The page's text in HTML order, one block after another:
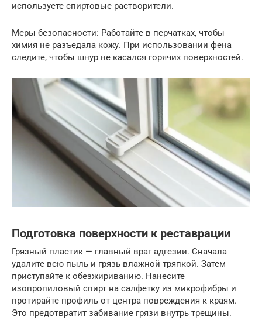
используете спиртовые растворители.
Меры безопасности: Работайте в перчатках, чтобы
химия не разъедала кожу. При использовании фена
следите, чтобы шнур не касался горячих поверхностей.
Подготовка поверхности к реставрации
Грязный пластик — главный враг адгезии. Сначала
удалите всю пыль и грязь влажной тряпкой. Затем
приступайте к обезжириванию. Нанесите
изопропиловый спирт на салфетку из микрофибры и
протирайте профиль от центра повреждения к краям.
Это предотвратит забивание грязи внутрь трещины.